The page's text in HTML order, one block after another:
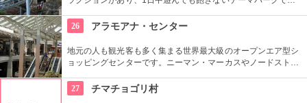
た。夜はお城のライトアップもあり、デートで訪れるのも楽し
そうです。
26 アラモアナ・センター
地元の人も観光客も多く集まる世界最大級のオープンエア型シ
ョッピングセンターです。ニーマン・マーカスやノードストロ
ンドもたくさんあるのも、見逃せませんね。
27 チマチョゴリ村